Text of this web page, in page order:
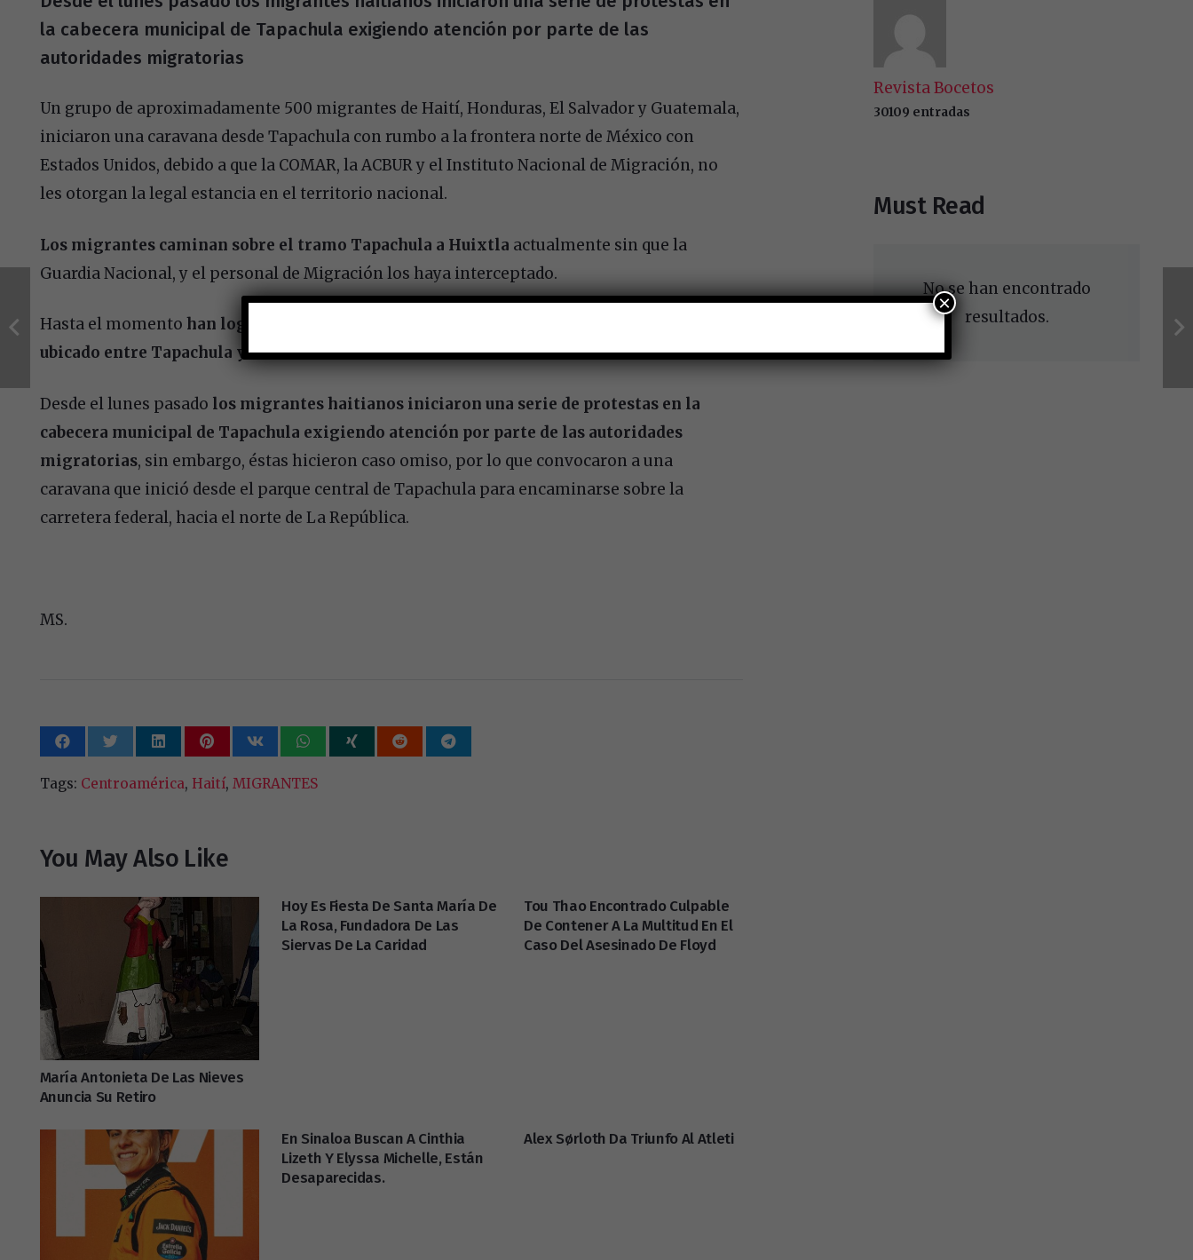
la cabecera municipal de Tapachula exigiendo atención por parte de las
autoridades migratorias
Un grupo de aproximadamente 500 migrantes de Haití, Honduras, El Salvador y Guatemala,
iniciaron una caravana desde Tapachula con rumbo a la frontera norte de México con
Estados Unidos, debido a que la COMAR, la ACBUR y el Instituto Nacional de Migración, no
les otorgan la legal estancia en el territorio nacional.
Los migrantes caminan sobre el tramo Tapachula a Huixtla actualmente sin que la
Guardia Nacional, y el personal de Migración los haya interceptado.
Hasta el momento han logrado pasar el punto de control migratorio de Viva México,
ubicado entre Tapachula y Mazatán.
Desde el lunes pasado los migrantes haitianos iniciaron una serie de protestas en la
cabecera municipal de Tapachula exigiendo atención por parte de las autoridades
migratorias, sin embargo, éstas hicieron caso omiso, por lo que convocaron a una
caravana que inició desde el parque central de Tapachula para encaminarse sobre la
carretera federal, hacia el norte de La República.
MS.
Tags: Centroamérica, Haití, MIGRANTES
You May Also Like
María Antonieta De Las Nieves
Anuncia Su Retiro
Hoy Es Fiesta De Santa María De
La Rosa, Fundadora De Las
Siervas De La Caridad
Tou Thao Encontrado Culpable
De Contener A La Multitud En El
Caso Del Asesinado De Floyd
En Sinaloa Buscan A Cinthia
Lizeth Y Elyssa Michelle, Están
Desaparecidas.
Alex Sørloth Da Triunfo Al Atleti
Revista Bocetos
30109 entradas
Must Read
No se han encontrado
resultados.
×